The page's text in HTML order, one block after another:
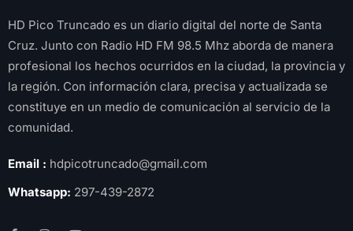
HD Pico Truncado es un diario digital del norte de Santa
Cruz. Junto con Radio HD FM 98.5 Mhz aborda de manera
profesional los hechos ocurridos en la ciudad, la provincia y
la región. Con información clara, precisa y actualizada se
constituye en un medio de comunicación al servicio de la
comunidad.
Email : hdpicotruncado@gmail.com
Whatsapp: 297-439-2872